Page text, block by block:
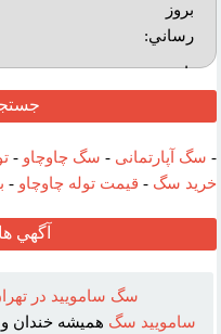
بروز
رساني:
بازديد:
آدرس
وب :‌
- سگ آپارتمانی - سگ چاوچاو -
خرید سگ - قیمت توله چاوچاو -
آگهي
سگ ساموييد در
ساموييد سگ هميشه خندان و